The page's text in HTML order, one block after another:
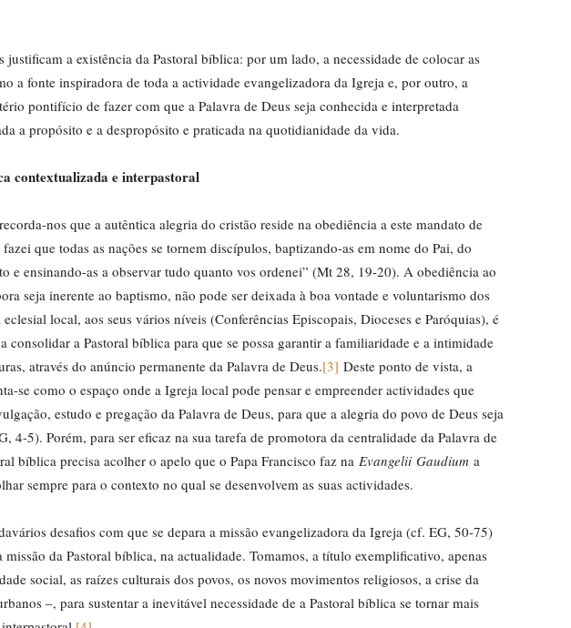
justificam a existência da Pastoral bíblica: por um lado, a necessidade de colocar as
a fonte inspiradora de toda a actividade evangelizadora da Igreja e, por outro, a
pontifício de fazer com que a Palavra de Deus seja conhecida e interpretada
a propósito e a despropósito e praticada na quotidianidade da vida.
contextualizada e interpastoral
recorda-nos que a autêntica alegria do cristão reside na obediência a este mandato de
que todas as nações se tornem discípulos, baptizando-as em nome do Pai, do
e ensinando-as a observar tudo quanto vos ordenei” (Mt 28, 19-20). A obediência ao
seja inerente ao baptismo, não pode ser deixada à boa vontade e voluntarismo dos
local, aos seus vários níveis (Conferências Episcopais, Dioceses e Paróquias), é
consolidar a Pastoral bíblica para que se possa garantir a familiaridade e a intimidade
através do anúncio permanente da Palavra de Deus.[3] Deste ponto de vista, a
se como o espaço onde a Igreja local pode pensar e empreender actividades que
estudo e pregação da Palavra de Deus, para que a alegria do povo de Deus seja
4-5). Porém, para ser eficaz na sua tarefa de promotora da centralidade da Palavra de
bíblica precisa acolher o apelo que o Papa Francisco faz na Evangelii Gaudium a
sempre para o contexto no qual se desenvolvem as suas actividades.
desafios com que se depara a missão evangelizadora da Igreja (cf. EG, 50-75)
missão da Pastoral bíblica, na actualidade. Tomamos, a título exemplificativo, apenas
social, as raízes culturais dos povos, os novos movimentos religiosos, a crise da
–, para sustentar a inevitável necessidade de a Pastoral bíblica se tornar mais